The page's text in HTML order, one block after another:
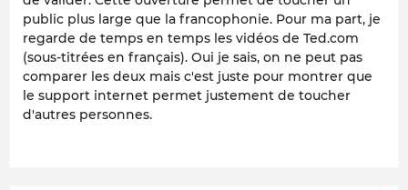
public plus large que la francophonie. Pour ma part, je
regarde de temps en temps les vidéos de Ted.com
(sous-titrées en français). Oui je sais, on ne peut pas
comparer les deux mais c'est juste pour montrer que
le support internet permet justement de toucher
d'autres personnes.